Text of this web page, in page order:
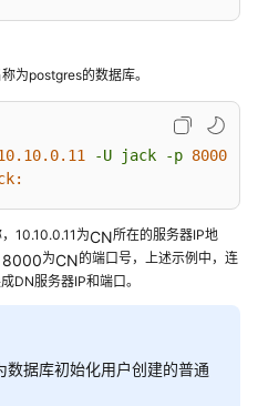
为postgres的数据库。
.0.11 -U jack -p 8000
10.10.0.11为CN所在的服务器IP地
8000为CN的端口号，上述示例中，连
DN服务器IP和端口。
数据库初始化用户创建的普通